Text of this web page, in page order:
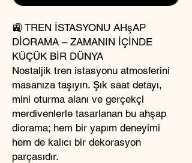
🚉 TREN İSTASYONU AHşAP
DİORAMA – ZAMANIN İÇİNDE
KÜÇÜK BİR DÜNYA
Nostaljik tren istasyonu atmosferini
masanıza taşıyın. Şık saat detayı,
mini oturma alanı ve gerçekçi
merdivenlerle tasarlanan bu ahşap
diorama; hem bir yapım deneyimi
hem de kalıcı bir dekorasyon
parçasıdır.